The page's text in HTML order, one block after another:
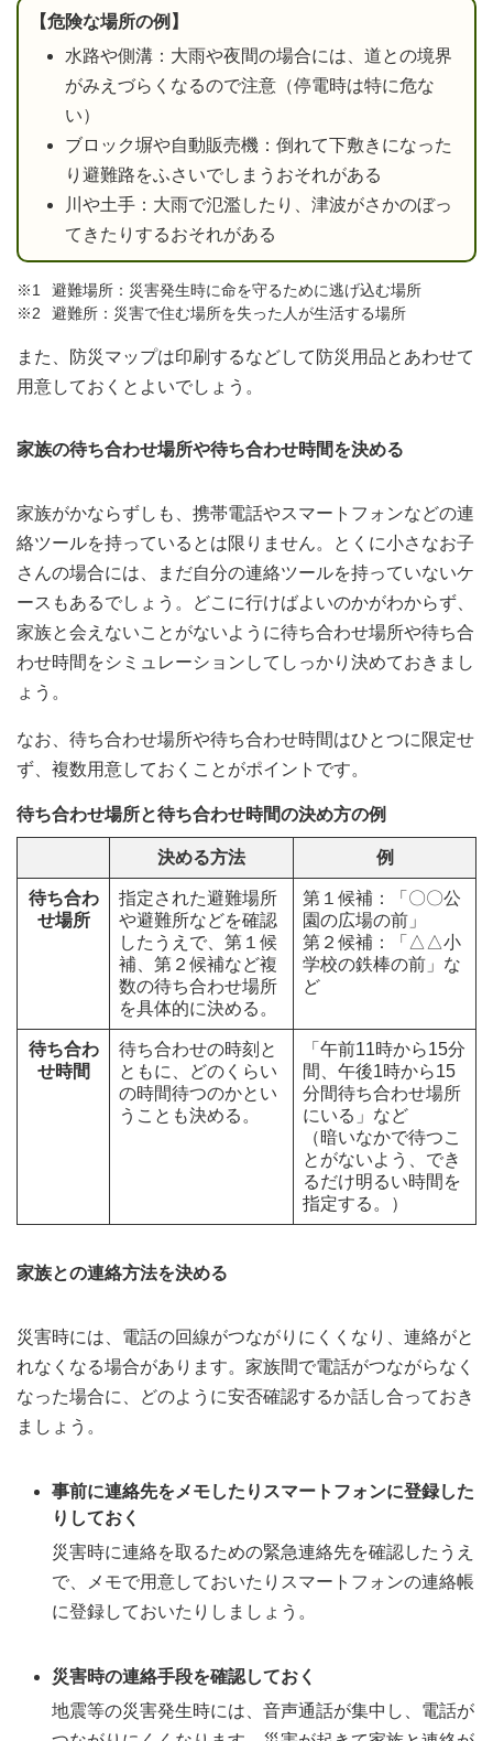
【危険な場所の例】
水路や側溝：大雨や夜間の場合には、道との境界
がみえづらくなるので注意（停電時は特に危な
い）
ブロック塀や自動販売機：倒れて下敷きになった
り避難路をふさいでしまうおそれがある
川や土手：大雨で氾濫したり、津波がさかのぼっ
てきたりするおそれがある
避難場所：災害発生時に命を守るために逃げ込む場所
避難所：災害で住む場所を失った人が生活する場所
また、防災マップは印刷するなどして防災用品とあわせて
用意しておくとよいでしょう。
家族の待ち合わせ場所や待ち合わせ時間を決める
家族がかならずしも、携帯電話やスマートフォンなどの連
絡ツールを持っているとは限りません。とくに小さなお子
さんの場合には、まだ自分の連絡ツールを持っていないケ
ースもあるでしょう。どこに行けばよいのかがわからず、
家族と会えないことがないように待ち合わせ場所や待ち合
わせ時間をシミュレーションしてしっかり決めておきまし
ょう。
なお、待ち合わせ場所や待ち合わせ時間はひとつに限定せ
ず、複数用意しておくことがポイントです。
待ち合わせ場所と待ち合わせ時間の決め方の例
決める方法 例
待ち合わ
せ場所
指定された避難場所
や避難所などを確認
したうえで、第１候
補、第２候補など複
数の待ち合わせ場所
を具体的に決める。
第１候補：「〇〇公
園の広場の前」
第２候補：「△△小
学校の鉄棒の前」な
ど
待ち合わ
せ時間
待ち合わせの時刻と
ともに、どのくらい
の時間待つのかとい
うことも決める。
「午前11時から15分
間、午後1時から15
分間待ち合わせ場所
にいる」など
（暗いなかで待つこ
とがないよう、でき
るだけ明るい時間を
指定する。）
家族との連絡方法を決める
災害時には、電話の回線がつながりにくくなり、連絡がと
れなくなる場合があります。家族間で電話がつながらなく
なった場合に、どのように安否確認するか話し合っておき
ましょう。
事前に連絡先をメモしたりスマートフォンに登録した
りしておく
災害時に連絡を取るための緊急連絡先を確認したうえ
で、メモで用意しておいたりスマートフォンの連絡帳
に登録しておいたりしましょう。
災害時の連絡手段を確認しておく
地震等の災害発生時には、音声通話が集中し、電話が